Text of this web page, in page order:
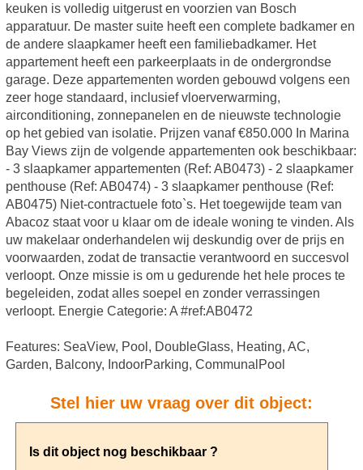
keuken is volledig uitgerust en voorzien van Bosch
apparatuur. De master suite heeft een complete badkamer en
de andere slaapkamer heeft een familiebadkamer. Het
appartement heeft een parkeerplaats in de ondergrondse
garage. Deze appartementen worden gebouwd volgens een
zeer hoge standaard, inclusief vloerverwarming,
airconditioning, zonnepanelen en de nieuwste technologie
op het gebied van isolatie. Prijzen vanaf €850.000 In Marina
Bay Views zijn de volgende appartementen ook beschikbaar:
- 3 slaapkamer appartementen (Ref: AB0473) - 2 slaapkamer
penthouse (Ref: AB0474) - 3 slaapkamer penthouse (Ref:
AB0475) Niet-contractuele foto`s. Het toegewijde team van
Abacoz staat voor u klaar om de ideale woning te vinden. Als
uw makelaar onderhandelen wij deskundig over de prijs en
voorwaarden, zodat de transactie verantwoord en succesvol
verloopt. Onze missie is om u gedurende het hele proces te
begeleiden, zodat alles soepel en zonder verrassingen
verloopt. Energie Categorie: A #ref:AB0472
Features: SeaView, Pool, DoubleGlass, Heating, AC,
Garden, Balcony, IndoorParking, CommunalPool
Stel hier uw vraag over dit object: